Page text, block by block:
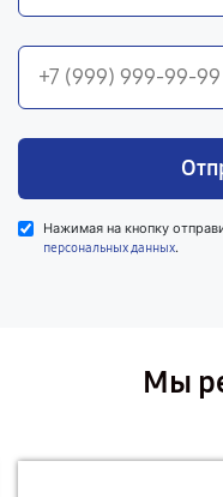
Нажимая на кнопку
персональных данных.
Мы